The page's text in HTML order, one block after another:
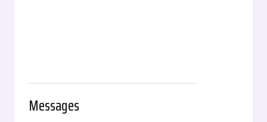
Messages